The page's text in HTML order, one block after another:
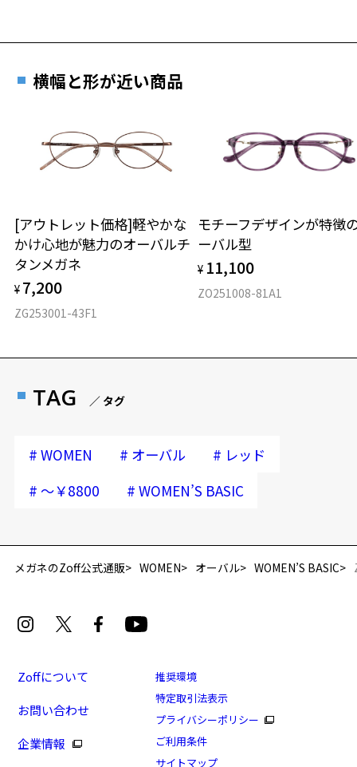
横幅と形が近い商品
[アウトレット価格]軽やかな
かけ心地が魅力のオーバルチ
タンメガネ
¥ 7,200
ZG253001-43F1
モチーフデザインが特徴
ーバル型
¥ 11,100
ZO251008-81A1
TAG ／ タグ
# WOMEN # オーバル # レッド
# ～￥8800 # WOMEN’S BASIC
メガネのZoff公式通販 WOMEN オーバル WOMEN’S BASIC
Zoffについて
お問い合わせ
企業情報
推奨環境
特定取引法表示
プライバシーポリシー
ご利用条件
サイトマップ